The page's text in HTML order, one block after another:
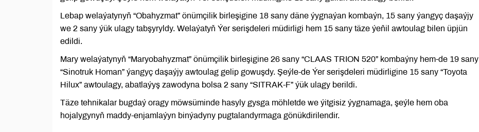
Lebap welaýatynyň “Obahyzmat” önümçilik birleşigine 18 sany däne ýygnaýan kombaýn, 15 sany ýangyç daşaýjy
we 2 sany ýük ulagy tabşyryldy. Welaýatyň Ýer serişdeleri müdirligi hem 15 sany täze ýeňil awtoulag bilen üpjün
edildi.
Mary welaýatynyň “Maryobahyzmat” önümçilik birleşigine 26 sany “CLAAS TRION 520” kombaýny hem-de 19 sany
“Sinotruk Homan” ýangyç daşaýjy awtoulag gelip gowuşdy. Şeýle-de Ýer serişdeleri müdirligine 15 sany “Toyota
Hilux” awtoulagy, abatlaýyş zawodyna bolsa 2 sany “SITRAK-F” ýük ulagy berildi.
Täze tehnikalar bugdaý oragy möwsüminde hasyly gysga möhletde we ýitgisiz ýygnamaga, şeýle hem oba
hojalygynyň maddy-enjamlaýyn binýadyny pugtalandyrmaga gönükdirilendir.